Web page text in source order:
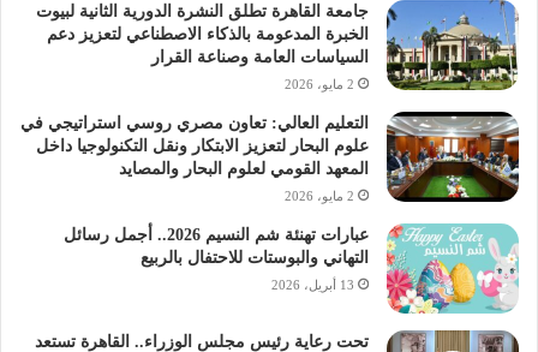
https://www.irena.org/Events/2025/Jan/The-New-Generation-
of-Decision-Makers-IRENA-Youth-Forum-at-the-15th-
IRENA-Assembly
من خلال هذا الرابط، يمكنكم اتباع الخطوات التالية:
– البحث عن قسم التسجيل.
– الضغط على رابط استمارة التسجيل.
– قراءة الأسئلة بعناية وتقديم إجابات دقيقة.
جامعة القاهرة تطلق النشرة الدورية الثانية لبيوت
الخبرة المدعومة بالذكاء الاصطناعي لتعزيز دعم
السياسات العامة وصناعة القرار
2 مايو، 2026
التعليم العالي: تعاون مصري روسي استراتيجي في
علوم البحار لتعزيز الابتكار ونقل التكنولوجيا داخل
المعهد القومي لعلوم البحار والمصايد
2 مايو، 2026
عبارات تهنئة شم النسيم 2026.. أجمل رسائل
التهاني والبوستات للاحتفال بالربيع
13 أبريل، 2026
تحت رعاية رئيس مجلس الوزراء.. القاهرة تستعد